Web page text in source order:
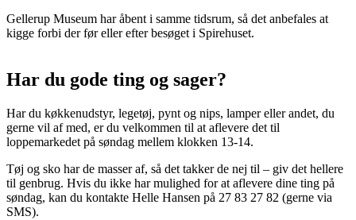
Gellerup Museum har åbent i samme tidsrum, så det anbefales at
kigge forbi der før eller efter besøget i Spirehuset.
Har du gode ting og sager?
Har du køkkenudstyr, legetøj, pynt og nips, lamper eller andet, du
gerne vil af med, er du velkommen til at aflevere det til
loppemarkedet på søndag mellem klokken 13-14.
Tøj og sko har de masser af, så det takker de nej til – giv det hellere
til genbrug. Hvis du ikke har mulighed for at aflevere dine ting på
søndag, kan du kontakte Helle Hansen på 27 83 27 82 (gerne via
SMS).